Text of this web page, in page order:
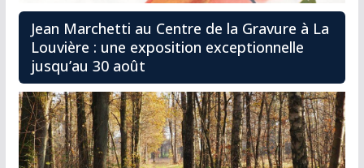
Jean Marchetti au Centre de la Gravure à La
Louvière : une exposition exceptionnelle
jusqu’au 30 août